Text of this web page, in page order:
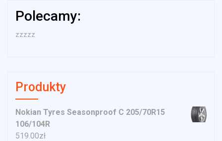
Polecamy:
zzzzz
Produkty
Nokian Tyres Seasonproof C 205/70R15
106/104R
519.00zł